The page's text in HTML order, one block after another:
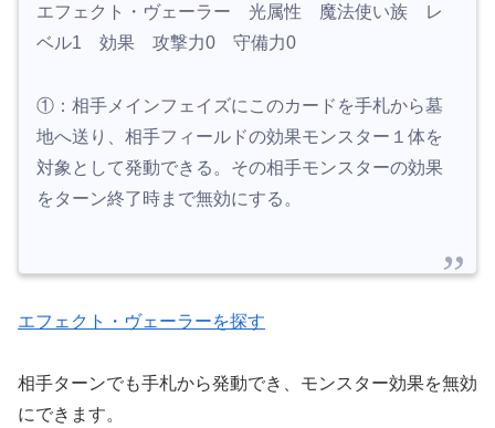
エフェクト・ヴェーラー 光属性 魔法使い族 レ
ベル1 効果 攻撃力0 守備力0
①：相手メインフェイズにこのカードを手札から墓
地へ送り、相手フィールドの効果モンスター１体を
対象として発動できる。その相手モンスターの効果
をターン終了時まで無効にする。
エフェクト・ヴェーラーを探す
相手ターンでも手札から発動でき、モンスター効果を無効
にできます。